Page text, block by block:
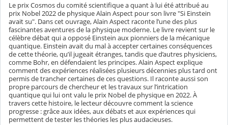
Le prix Cosmos du comité scientifique a quant à lui été attribué au
prix Nobel 2022 de physique Alain Aspect pour son livre "Si Einstein
avait su". Dans cet ouvrage, Alain Aspect raconte l’une des plus
fascinantes aventures de la physique moderne. Le livre revient sur le
célèbre débat qui a opposé Einstein aux pionniers de la mécanique
quantique. Einstein avait du mal à accepter certaines conséquences
de cette théorie, qu’il jugeait étranges, tandis que d’autres physiciens,
comme Bohr, en défendaient les principes. Alain Aspect explique
comment des expériences réalisées plusieurs décennies plus tard ont
permis de trancher certaines de ces questions. Il raconte aussi son
propre parcours de chercheur et les travaux sur l’intrication
quantique qui lui ont valu le prix Nobel de physique en 2022. À
travers cette histoire, le lecteur découvre comment la science
progresse : grâce aux idées, aux débats et aux expériences qui
permettent de tester les théories les plus audacieuses.